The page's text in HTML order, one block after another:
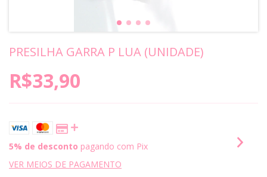
PRESILHA GARRA P LUA (UNIDADE)
R$33,90
5% de desconto pagando com Pix
VER MEIOS DE PAGAMENTO